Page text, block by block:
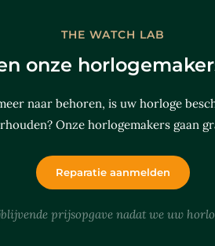
THE WATCH LAB
onze
naar behoren, is uw horloge
Onze horlogemakers gaan
Reparatie aanmelden
prijsopgave nadat we uw